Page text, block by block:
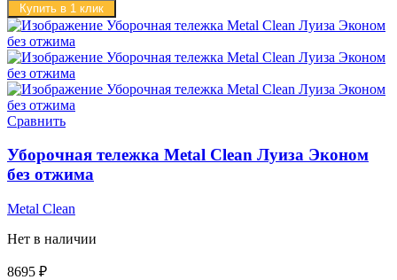
Купить в 1 клик
Сравнить
Уборочная тележка Metal Clean Луиза Эконом
без отжима
Metal Clean
Нет в наличии
8695 ₽